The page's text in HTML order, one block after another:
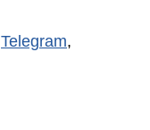
Telegram,